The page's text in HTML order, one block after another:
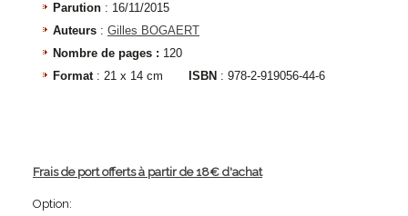
Parution : 16/11/2015
Auteurs : Gilles BOGAERT
Nombre de pages : 120
Format : 21 x 14 cm ISBN : 978-2-919056-44-6
Frais de port offerts à partir de 18€ d'achat
Option: